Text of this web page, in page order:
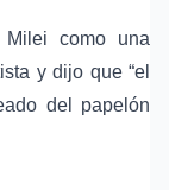
Milei como una
y dijo que “el
del papelón